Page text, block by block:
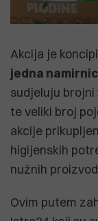
Akcija je
jedna
sudjeluju
te veliki broj
akcije
higijenskih
nužnih
Ovim putem